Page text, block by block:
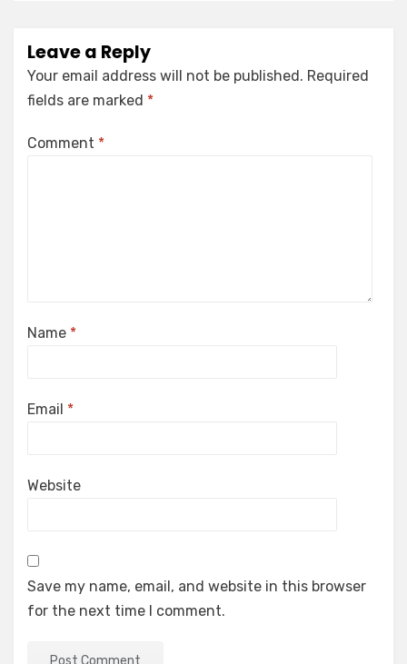
Leave a Reply
Your email address will not be published. Required
fields are marked *
Comment *
Name *
Email *
Website
Save my name, email, and website in this browser
for the next time I comment.